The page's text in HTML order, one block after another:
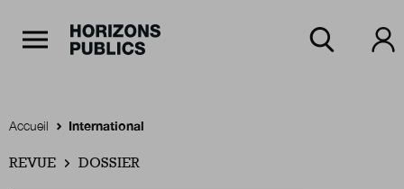
Accueil
Accueil International
REVUE DOSSIER